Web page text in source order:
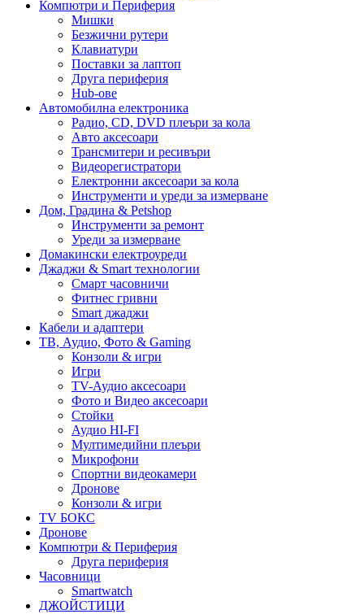
Компютри и Периферия
Мишки
Безжични рутери
Клавиатури
Поставки за лаптоп
Друга периферия
Hub-ове
Автомобилна електроника
Радио, CD, DVD плеъри за кола
Авто аксесоари
Трансмитери и ресивъри
Видеорегистратори
Електронни аксесоари за кола
Инструменти и уреди за измерване
Дом, Градина & Petshop
Инструменти за ремонт
Уреди за измерване
Домакински електроуреди
Джаджи & Smart технологии
Смарт часовничи
Фитнес гривни
Smart джаджи
Кабели и адаптери
ТВ, Аудио, Фото & Gaming
Конзоли & игри
Игри
TV-Аудио аксесоари
Фото и Видео аксесоари
Стойки
Аудио HI-FI
Мултимедийни плеъри
Микрофони
Спортни видеокамери
Дронове
Конзоли & игри
TV БОКС
Дронове
Компютри & Периферия
Друга периферия
Часовници
Smartwatch
ДЖОЙСТИЦИ